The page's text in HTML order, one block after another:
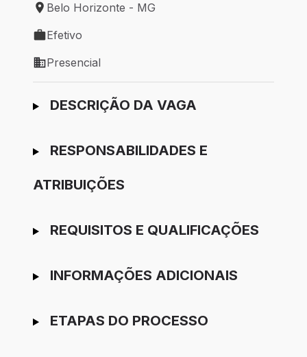
Local de trabalho: Belo Horizonte - MG
Belo Horizonte - MG
Tipo de vaga: Efetivo
Efetivo
Modelo de trabalho: Presencial
Presencial
Ir para candidatura
DESCRIÇÃO DA VAGA
RESPONSABILIDADES E
ATRIBUIÇÕES
REQUISITOS E QUALIFICAÇÕES
INFORMAÇÕES ADICIONAIS
ETAPAS DO PROCESSO